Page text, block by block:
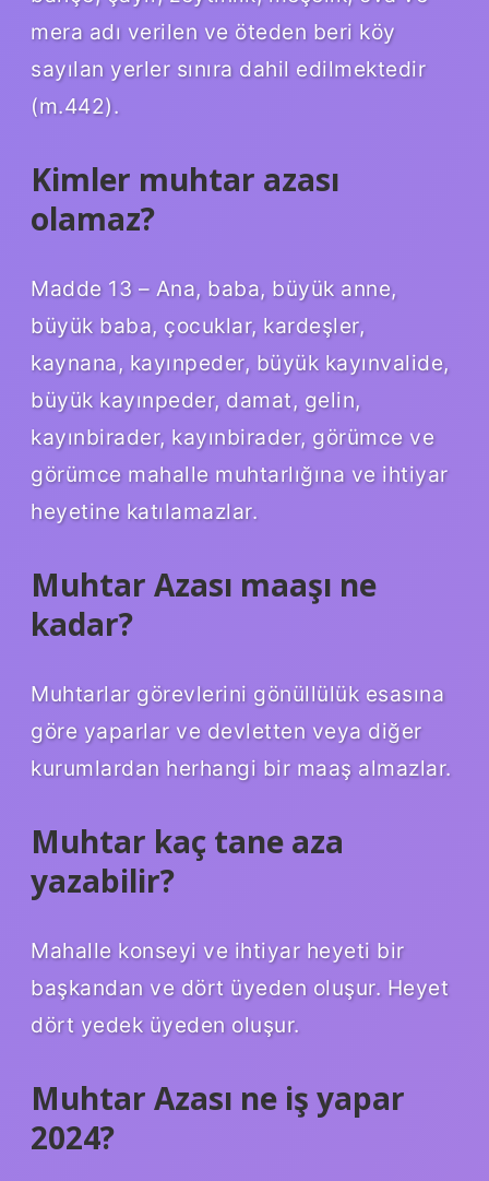
mera adı verilen ve öteden beri köy
sayılan yerler sınıra dahil edilmektedir
(m.442).
Kimler muhtar azası
olamaz?
Madde 13 – Ana, baba, büyük anne,
büyük baba, çocuklar, kardeşler,
kaynana, kayınpeder, büyük kayınvalide,
büyük kayınpeder, damat, gelin,
kayınbirader, kayınbirader, görümce ve
görümce mahalle muhtarlığına ve ihtiyar
heyetine katılamazlar.
Muhtar Azası maaşı ne
kadar?
Muhtarlar görevlerini gönüllülük esasına
göre yaparlar ve devletten veya diğer
kurumlardan herhangi bir maaş almazlar.
Muhtar kaç tane aza
yazabilir?
Mahalle konseyi ve ihtiyar heyeti bir
başkandan ve dört üyeden oluşur. Heyet
dört yedek üyeden oluşur.
Muhtar Azası ne iş yapar
2024?